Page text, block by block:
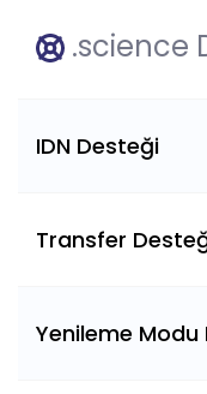
.science
IDN Desteği
Transfer
Yenileme